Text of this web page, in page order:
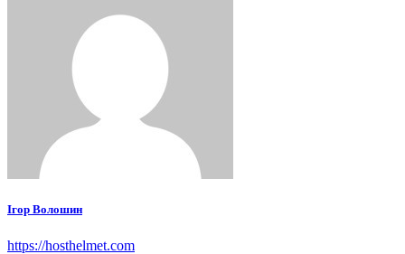
Ігор Волошин
https://hosthelmet.com